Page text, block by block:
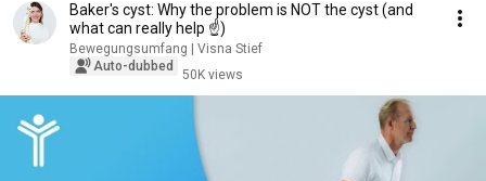
Baker's cyst: Why the problem is NOT the cyst (and
what can really help ☝️)
Bewegungsumfang | Visna Stief
Auto-dubbed
50K views